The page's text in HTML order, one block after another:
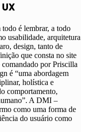
é lembrar, a todo
usabilidade, arquitetura
design, tanto de
que consta no site
por Priscilla
é “uma abordagem
holística e
comportamento,
A DMI –
como uma forma de
do usuário como